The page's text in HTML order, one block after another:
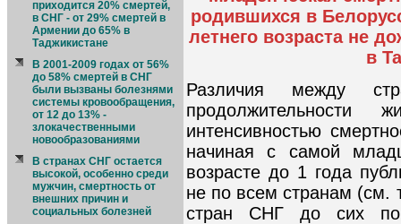
приходится 20% смертей,
в СНГ - от 29% смертей в
Армении до 65% в
Таджикистане
В 2001-2009 годах от 56%
до 58% смертей в СНГ
были вызваны болезнями
системы кровообращения,
от 12 до 13% -
злокачественными
новообразованиями
В странах СНГ остается
высокой, особенно среди
мужчин, смертность от
внешних причин и
социальных болезней
родившихся в
летнего возраста не
в
Различия между
интенсивностью
начиная с самой
возрасте до 1 года
не по всем странам (см.
стран СНГ до сих